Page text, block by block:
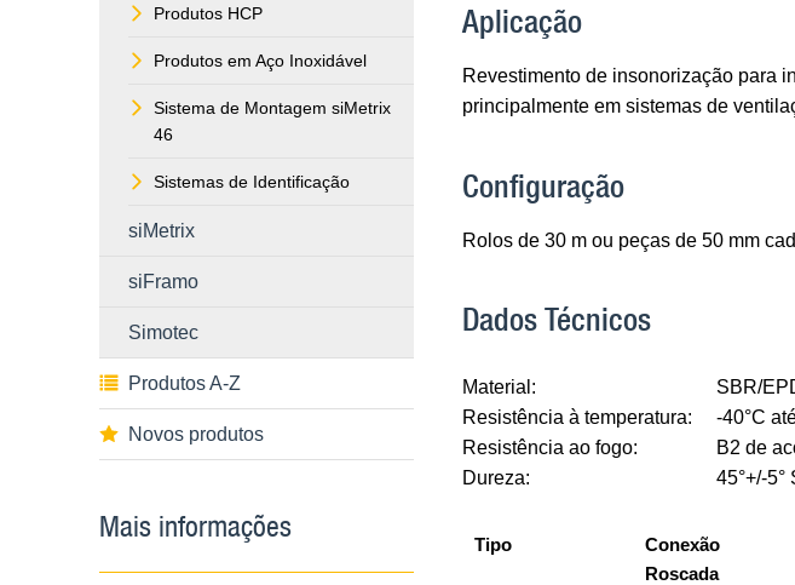
Produtos HCP
Produtos em Aço Inoxidável
Sistema de Montagem siMetrix
46
Sistemas de Identificação
siMetrix
siFramo
Simotec
Produtos A-Z
Novos produtos
Mais informações
Aplicação
Revestimento de insonorização para
principalmente em sistemas de
Configuração
Rolos de 30 m ou peças de 50 mm
Dados Técnicos
Material:
SBR/
Resistência à temperatura:
-40°C
Resistência ao fogo:
B2 de
Dureza:
45°+/-5°
Tipo
Conexão
Roscada